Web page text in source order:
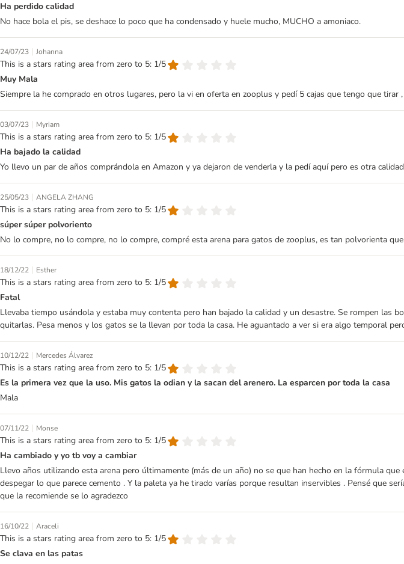
Ha perdido calidad
No hace bola el pis, se deshace lo poco que ha condensado y huele mucho, MUCHO a amoniaco.
24/07/23 | Johanna
This is a stars rating area from zero to 5: 1/5
Muy Mala
Siempre la he comprado en otros lugares, pero la vi en oferta en zooplus y pedí 5 cajas que tengo que tirar
03/07/23 | Myriam
This is a stars rating area from zero to 5: 1/5
Ha bajado la calidad
Yo llevo un par de años comprándola en Amazon y ya dejaron de venderla y la pedí aquí pero es otra
25/05/23 | ANGELA ZHANG
This is a stars rating area from zero to 5: 1/5
súper súper polvoriento
No lo compre, no lo compre, no lo compre, compré esta arena para gatos de zooplus, es tan polvorienta
18/12/22 | Esther
This is a stars rating area from zero to 5: 1/5
Fatal
Llevaba tiempo usándola y estaba muy contenta pero han bajado la calidad y un desastre. Se rompen las
quitarlas. Pesa menos y los gatos se la llevan por toda la casa. He aguantado a ver si era algo temporal
10/12/22 | Mercedes Álvarez
This is a stars rating area from zero to 5: 1/5
Es la primera vez que la uso. Mis gatos la odian y la sacan del arenero. La esparcen por toda la casa
Mala
07/11/22 | Monse
This is a stars rating area from zero to 5: 1/5
Ha cambiado y yo tb voy a cambiar
Llevo años utilizando esta arena pero últimamente (más de un año) no se que han hecho en la fórmula
despegar lo que parece cemento . Y la paleta ya he tirado varías porque resultan inservibles . Pensé que
que la recomiende se lo agradezco
16/10/22 | Araceli
This is a stars rating area from zero to 5: 1/5
Se clava en las patas